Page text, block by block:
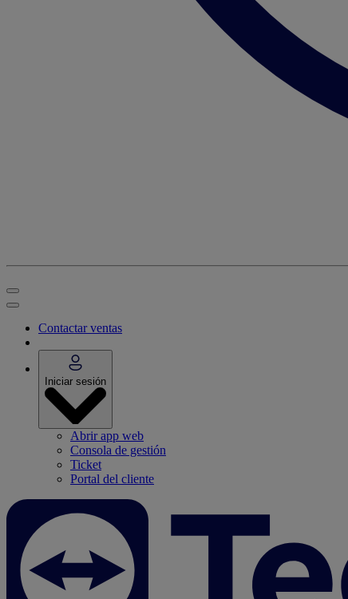
Contactar ventas
Iniciar sesión
Abrir app web
Consola de gestión
Ticket
Portal del cliente